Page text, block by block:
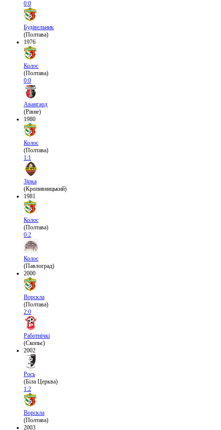
0:0
Будівельник
(Полтава)
1976
Колос
(Полтава)
0:0
Авангард
(Рівне)
1980
Колос
(Полтава)
1:1
Зірка
(Кропивницький)
1981
Колос
(Полтава)
0:2
Колос
(Павлоград)
2000
Ворскла
(Полтава)
2:0
Работнічкі
(Скопьє)
2002
Рось
(Біла Церква)
1:2
Ворскла
(Полтава)
2003